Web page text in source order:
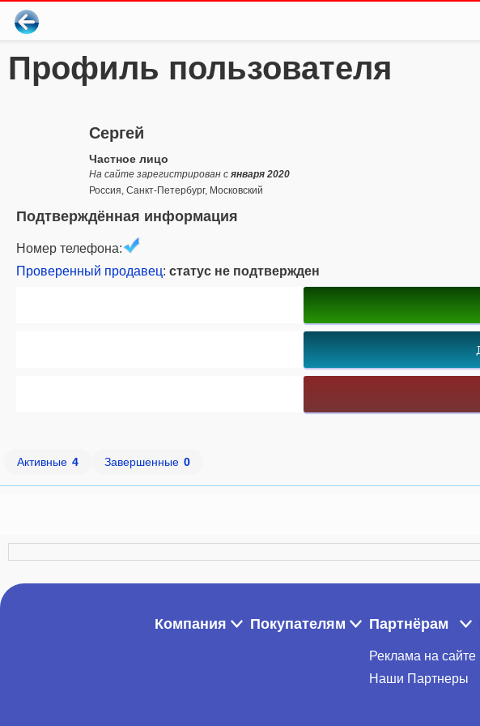
Профиль пользователя
Сергей
Частное лицо
На сайте зарегистрирован сянваря 2020
Россия, Санкт-Петербург, Московский
Подтверждённая информация
Номер телефона:
Проверенный продавец: статус не подтвержден
Активные 4 Завершенные 0
Компания Покупателям Партнёрам
Реклама на сайте
Наши Партнеры